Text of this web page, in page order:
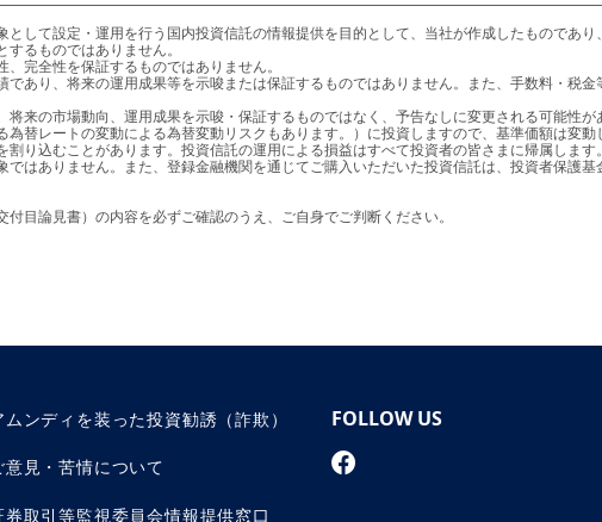
るものではありません。
り込むことがあります。投資信託の運用による損益はすべて投資者の皆さまに帰属します。
付目論見書）の内容を必ずご確認のうえ、ご自身でご判断ください。
ムンディを装った投資勧誘（詐欺）
意見・苦情について
券取引等監視委員会情報提供窓口
FOLLOW US